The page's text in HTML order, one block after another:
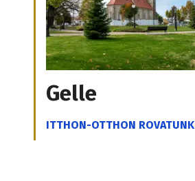
Gelle
ITTHON-OTTHON ROVATUNK